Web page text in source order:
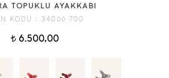
TOPUKLU AYAKKABI
KODU : 34066 700
t6.500,00